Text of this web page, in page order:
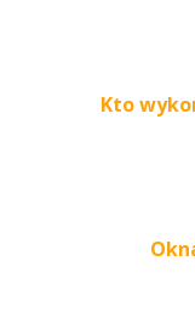
Kto